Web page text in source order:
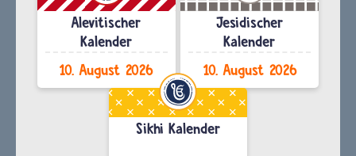
Alevitischer
Kalender
10. August 2026
Jesidischer
Kalender
10. August 2026
Sikhi Kalender